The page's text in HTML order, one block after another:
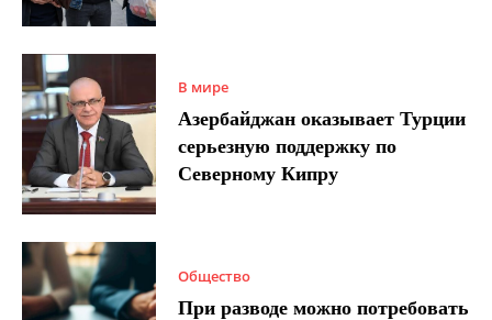
В мире
Азербайджан оказывает Турции
серьезную поддержку по
Северному Кипру
Общество
При разводе можно потребовать